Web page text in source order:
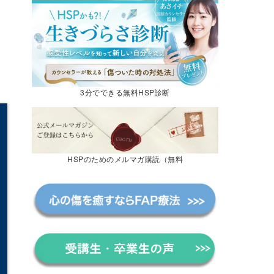
3分でできる無料HSP診断
HSPのためのメルマガ購読（無料